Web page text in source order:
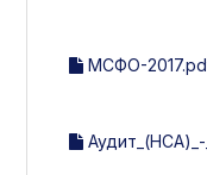
МСФО-
Аудит_(НСА)_-